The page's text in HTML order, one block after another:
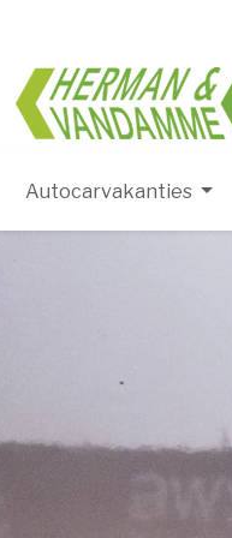
Autocarvakanties